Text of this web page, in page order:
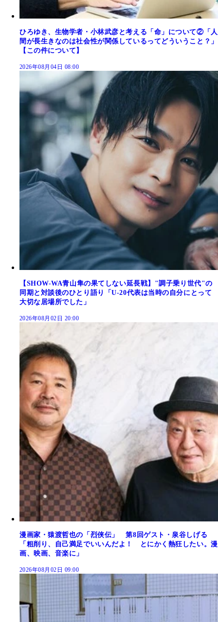
ひろゆき、生物学者・小林武彦と考える「命」について②「人
間が長生きなのは社会性が関係しているってどういうこと？」
【この件について】
2026年08月04日 08:00
【SHOW-WA青山隼の果てしない延長戦】"調子乗り世代"の
同期と対談後のひとり語り「U-20代表は当時の自分にとって
大切な居場所でした」
2026年08月02日 20:00
漫画家・猿渡哲也の「烈侠伝」 第8回ゲスト・泉谷しげる
「粗削り、自己満足でいいんだよ！ とにかく熱狂したい。漫
画、映画、音楽に」
2026年08月02日 09:00